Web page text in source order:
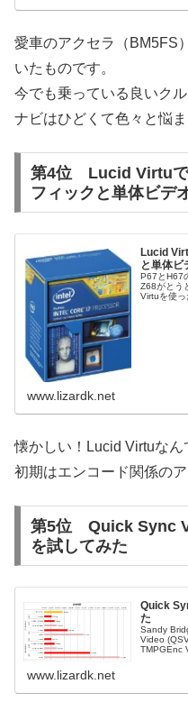
愛車のアクセラ（BM5FS
いたものです。
今でも乗っている良いク
ナビはひどくて色々と悩ま
第4位 Lucid Virtuで
フィックと単体ビデ
Lucid
と単体ビ
P67とH67
Z68がとう
Virtuを使っ
www.lizardk.net
懐かしい！Lucid Virtuなん
初期はエンコード関係の
第5位 Quick Sync
を試してみた
Quick
た
Sandy
Video
TMPGEnc
www.lizardk.net